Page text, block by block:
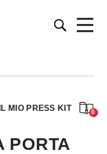
IL MIO PRESS KIT 0
PORTA